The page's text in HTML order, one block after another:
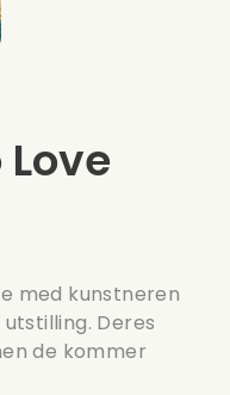
med kunstneren
Deres
de kommer